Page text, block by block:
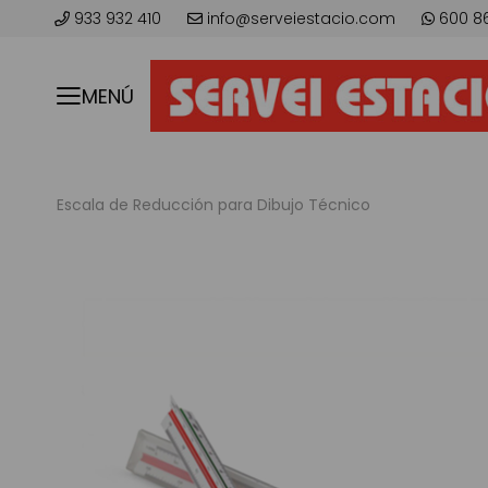
933 932 410 info@serveiestacio.com 600
MENÚ
Escala de Reducción para Dibujo Técnico